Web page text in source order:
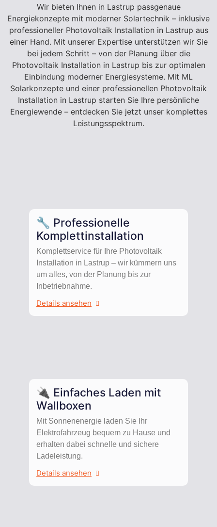
Wir bieten Ihnen in Lastrup passgenaue
Energiekonzepte mit moderner Solartechnik – inklusive
professioneller Photovoltaik Installation in Lastrup aus
einer Hand. Mit unserer Expertise unterstützen wir Sie
bei jedem Schritt – von der Planung über die
Photovoltaik Installation in Lastrup bis zur optimalen
Einbindung moderner Energiesysteme. Mit ML
Solarkonzepte und einer professionellen Photovoltaik
Installation in Lastrup starten Sie Ihre persönliche
Energiewende – entdecken Sie jetzt unser komplettes
Leistungsspektrum.
🔧 Professionelle
Komplettinstallation
Komplettservice für Ihre Photovoltaik
Installation in Lastrup – wir kümmern uns
um alles, von der Planung bis zur
Inbetriebnahme.
Details ansehen
🔌 Einfaches Laden mit
Wallboxen
Mit Sonnenenergie laden Sie Ihr
Elektrofahrzeug bequem zu Hause und
erhalten dabei schnelle und sichere
Ladeleistung.
Details ansehen